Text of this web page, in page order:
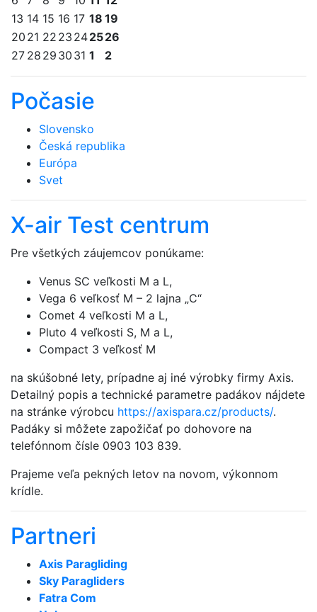
13 14 15 16 17 18 19
20 21 22 23 242526
27 28 29 30 31 1 2
Počasie
Slovensko
Česká republika
Európa
Svet
X-air Test centrum
Pre všetkých záujemcov ponúkame:
Venus SC veľkosti M a L,
Vega 6 veľkosť M – 2 lajna „C“
Comet 4 veľkosti M a L,
Pluto 4 veľkosti S, M a L,
Compact 3 veľkosť M
na skúšobné lety, prípadne aj iné výrobky firmy Axis.
Detailný popis a technické parametre padákov nájdete
na stránke výrobcu https://axispara.cz/products/.
Padáky si môžete zapožičať po dohovore na
telefónnom čísle 0903 103 839.
Prajeme veľa pekných letov na novom, výkonnom
krídle.
Partneri
Axis Paragliding
Sky Paragliders
Fatra Com